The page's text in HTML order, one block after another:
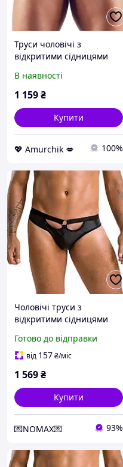
Труси чоловічі з
відкритими сідницями
Jock 2120216, чорно-сині
В наявності
1 159₴
Купити
💖 Amurchik 💋 100%
Чоловічі труси з
відкритими сідницями
Slip open joe black 041
розміри L XL Кайф
Готово до відправки
від 157₴/міс
1 569₴
Купити
💌NOMAX💌 93%